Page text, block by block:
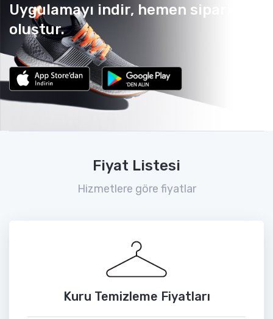
Uygulamayı indir, hemen sipariş
oluştur.
Fiyat Listesi
Hizmetlere göre fiyatlar
Kuru Temizleme Fiyatları